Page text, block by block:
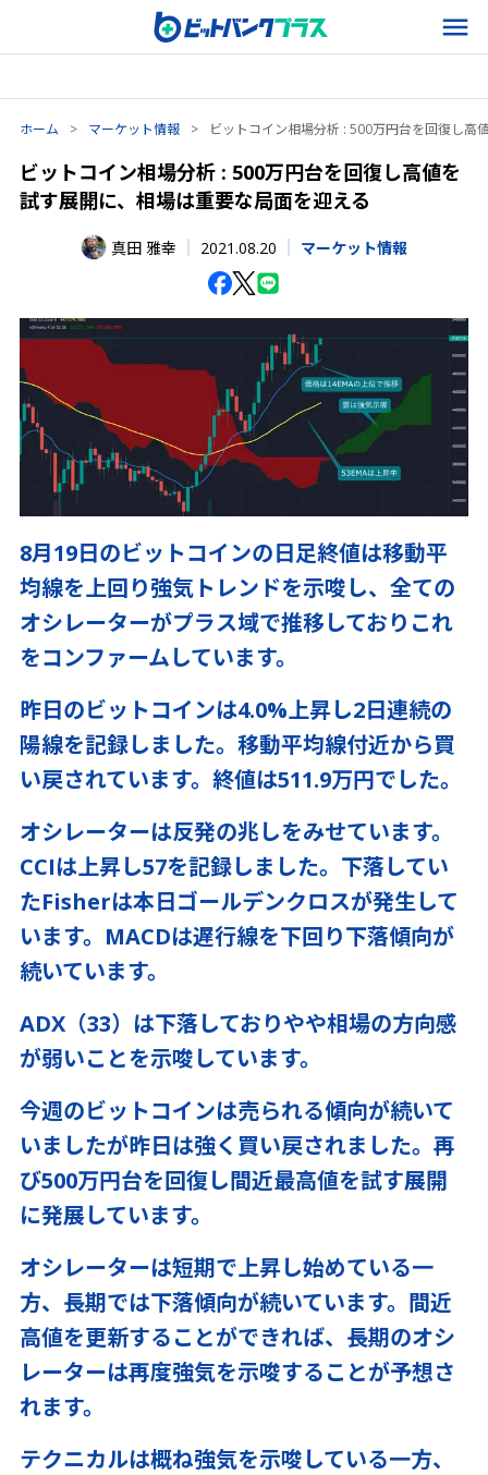
ホーム > マーケット情報 > ビットコイン相場分析 : 500万円台を回復し高
ビットコイン相場分析 : 500万円台を回復し高値を
試す展開に、相場は重要な局面を迎える
真田 雅幸 2021.08.20 マーケット情報
8月19日のビットコインの日足終値は移動平
均線を上回り強気トレンドを示唆し、全ての
オシレーターがプラス域で推移しておりこれ
をコンファームしています。
昨日のビットコインは4.0%上昇し2日連続の
陽線を記録しました。移動平均線付近から買
い戻されています。終値は511.9万円でした。
オシレーターは反発の兆しをみせています。
CCIは上昇し57を記録しました。下落してい
たFisherは本日ゴールデンクロスが発生して
います。MACDは遅行線を下回り下落傾向が
続いています。
ADX（33）は下落しておりやや相場の方向感
が弱いことを示唆しています。
今週のビットコインは売られる傾向が続いて
いましたが昨日は強く買い戻されました。再
び500万円台を回復し間近最高値を試す展開
に発展しています。
オシレーターは短期で上昇し始めている一
方、長期では下落傾向が続いています。間近
高値を更新することができれば、長期のオシ
レーターは再度強気を示唆することが予想さ
れます。
テクニカルは概ね強気を示唆している一方、